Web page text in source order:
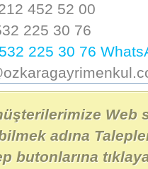
452 52 00
225 30 76
225 30 76
Web
adına
butonlarına